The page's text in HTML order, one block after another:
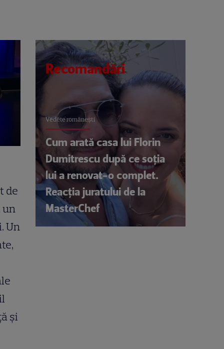
de
un
Un
şi
Recomandări
Vedete româneşti
Cum arată casa lui Florin
Dumitrescu după ce soția
lui a renovat-o complet.
Reacția juratului de la
MasterChef